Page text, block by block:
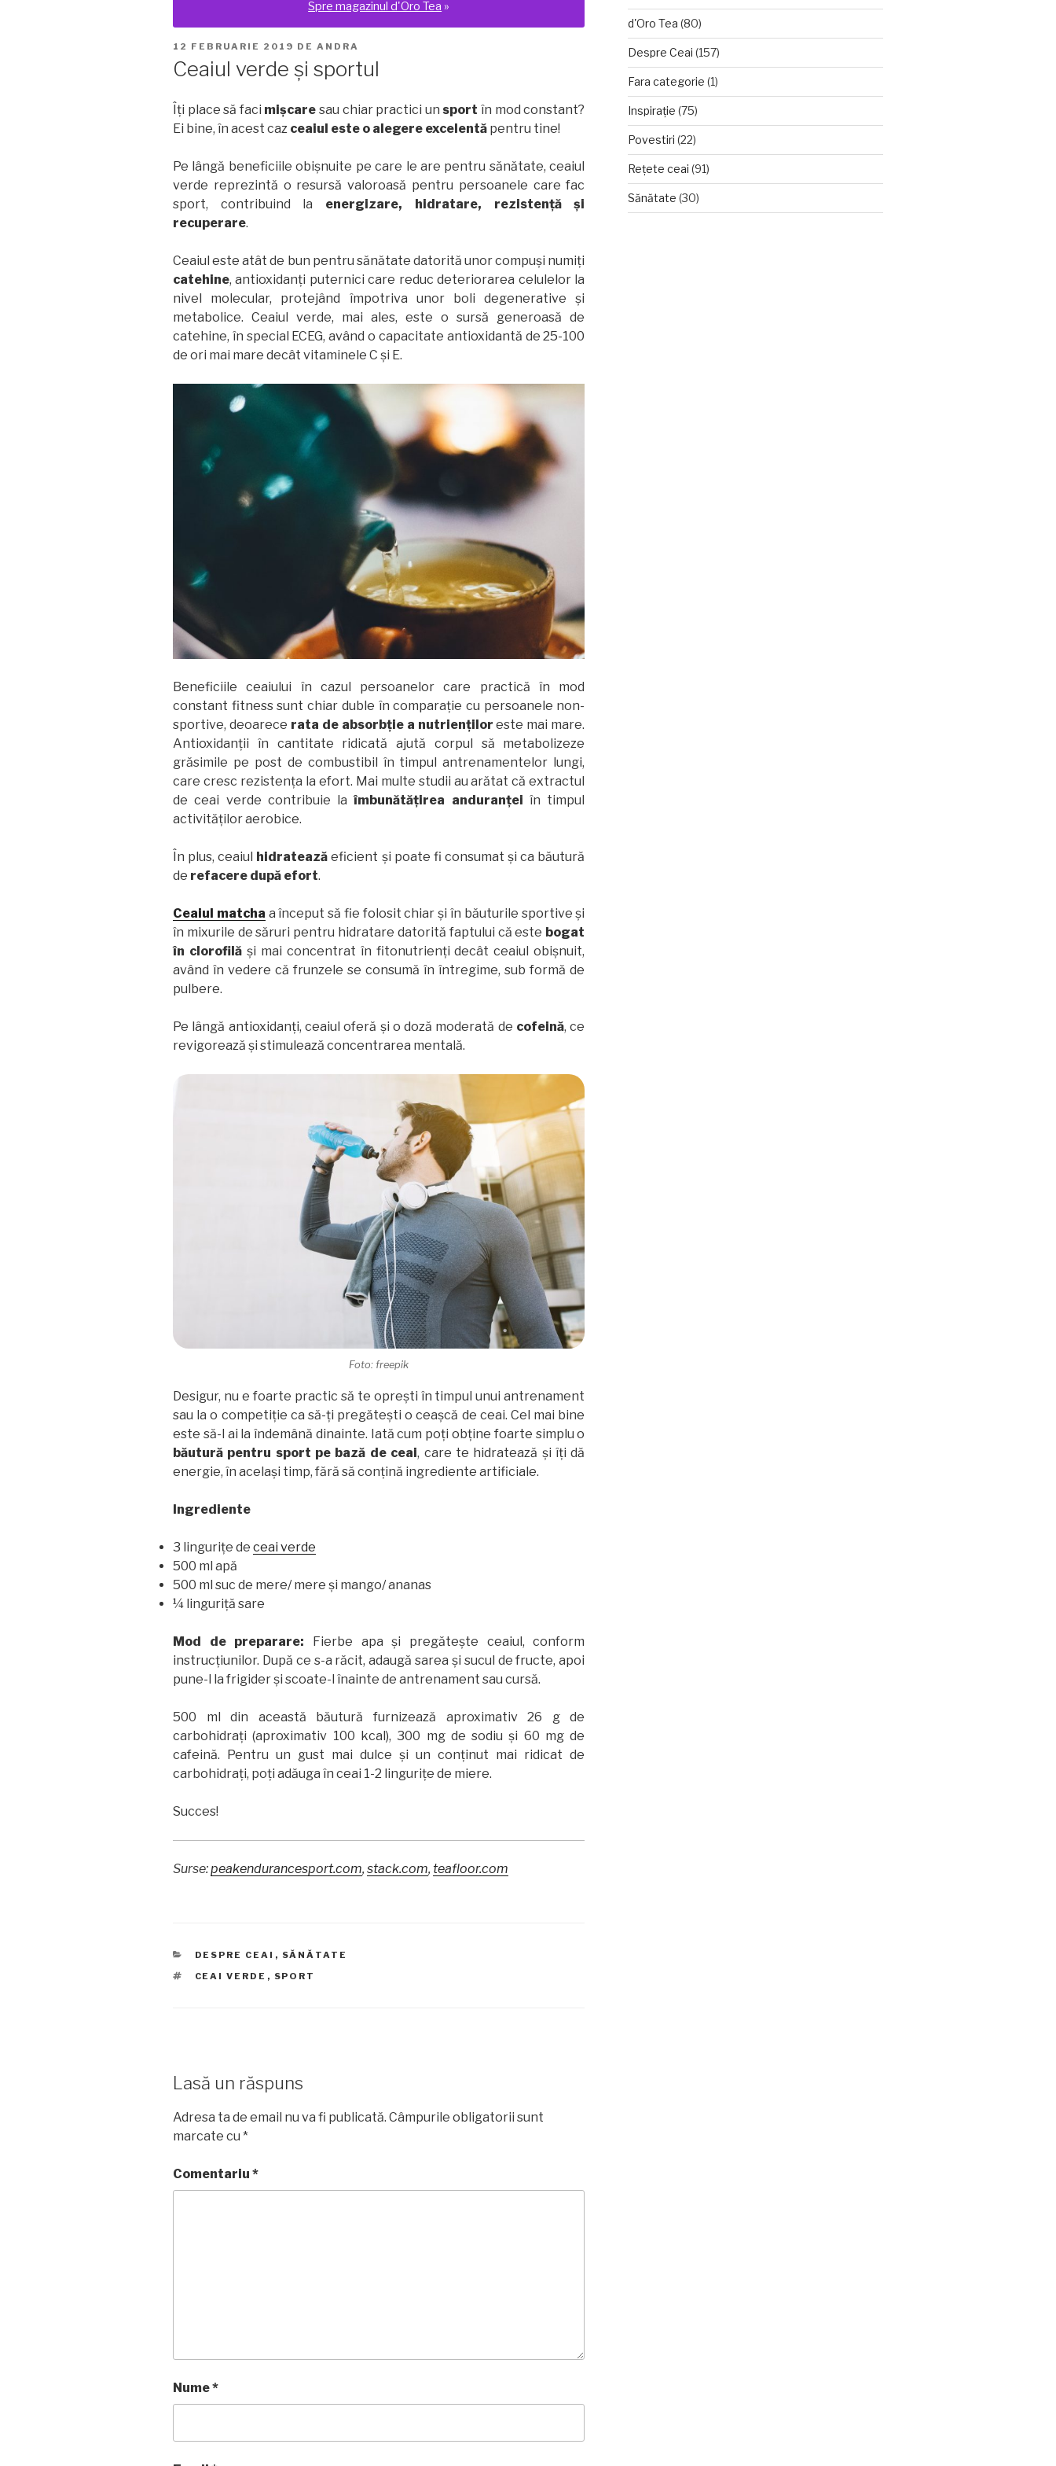
Spre magazinul d'Oro Tea »
PUBLICAT
12 FEBRUARIE 2019 DE ANDRA
Ceaiul verde și sportul
Îți place să faci mișcare sau chiar practici unsport în mod constant?
Ei bine, în acest caz ceaiul este o alegere excelentă pentru tine!
Pe lângă beneficiile obișnuite pe care le are pentru sănătate, ceaiul
verde reprezintă o resursă valoroasă pentru persoanele care fac
sport, contribuind la energizare, hidratare, rezistență și
recuperare.
Ceaiul este atât de bun pentru sănătate datorită unor compuși numiți
catehine, antioxidanți puternici care reduc deteriorarea celulelor la
nivel molecular, protejând împotriva unor boli degenerative și
metabolice. Ceaiul verde, mai ales, este o sursă generoasă de
catehine, în special ECEG, având o capacitate antioxidantă de 25-100
de ori mai mare decât vitaminele C și E.
Beneficiile ceaiului în cazul persoanelor care practică în mod
constant fitness sunt chiar duble în comparație cu persoanele non-
sportive, deoarece rata de absorbție a nutrienților este mai mare.
Antioxidanții în cantitate ridicată ajută corpul să metabolizeze
grăsimile pe post de combustibil în timpul antrenamentelor lungi,
care cresc rezistența la efort. Mai multe studii au arătat că extractul
de ceai verde contribuie laîmbunătățirea anduranței în timpul
activităților aerobice.
În plus, ceaiul hidratează eficient și poate fi consumat și ca băutură
de refacere după efort.
Ceaiul matcha a început să fie folosit chiar și în băuturile sportive și
în mixurile de săruri pentru hidratare datorită faptului că este bogat
în clorofilăși mai concentrat în fitonutrienți decât ceaiul obișnuit,
având în vedere că frunzele se consumă în întregime, sub formă de
pulbere.
Pe lângă antioxidanți, ceaiul oferă și o doză moderată de cofeină, ce
revigorează și stimulează concentrarea mentală.
Foto: freepik
Desigur, nu e foarte practic să te oprești în timpul unui antrenament
sau la o competiție ca să-ți pregătești o ceașcă de ceai. Cel mai bine
este să-l ai la îndemână dinainte. Iată cum poți obține foarte simplu o
băutură pentru sport pe bază de ceai, care te hidratează și îți dă
energie, în același timp, fără să conțină ingrediente artificiale.
Ingrediente
3 lingurițe de ceai verde
500 ml apă
500 ml suc de mere/ mere și mango/ ananas
¼ linguriță sare
Mod de preparare: Fierbe apa și pregătește ceaiul, conform
instrucțiunilor. După ce s-a răcit, adaugă sarea și sucul de fructe, apoi
pune-l la frigider și scoate-l înainte de antrenament sau cursă.
500 ml din această băutură furnizează aproximativ 26 g de
carbohidrați (aproximativ 100 kcal), 300 mg de sodiu și 60 mg de
cafeină. Pentru un gust mai dulce și un conținut mai ridicat de
carbohidrați, poți adăuga în ceai 1-2 lingurițe de miere.
Succes!
Surse:peakendurancesport.com, stack.com, teafloor.com
CATEGORII
DESPRE CEAI , SĂNĂTATE
ETICHETE
CEAI VERDE , SPORT
Lasă un răspuns
Adresa ta de email nu va fi publicată. Câmpurile obligatorii sunt
marcate cu *
Comentariu *
Nume*
d'Oro Tea (80)
Despre Ceai (157)
Fara categorie (1)
Inspirație (75)
Povestiri (22)
Rețete ceai (91)
Sănătate (30)